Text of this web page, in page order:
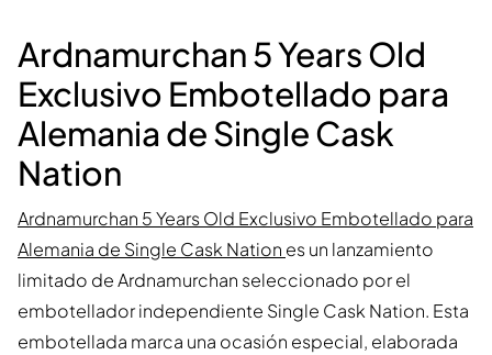
Ardnamurchan 5 Years Old
Exclusivo Embotellado para
Alemania de Single Cask
Nation
Ardnamurchan 5 Years Old Exclusivo Embotellado para
Alemania de Single Cask Nation es un lanzamiento
limitado de Ardnamurchan seleccionado por el
embotellador independiente Single Cask Nation. Esta
embotellada marca una ocasión especial, elaborada